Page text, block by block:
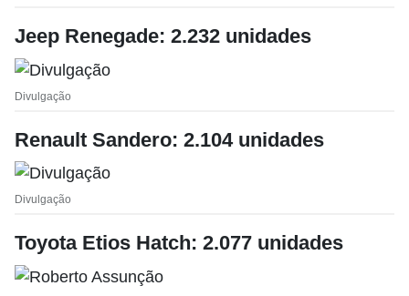
Jeep Renegade: 2.232 unidades
Divulgação
Renault Sandero: 2.104 unidades
Divulgação
Toyota Etios Hatch: 2.077 unidades